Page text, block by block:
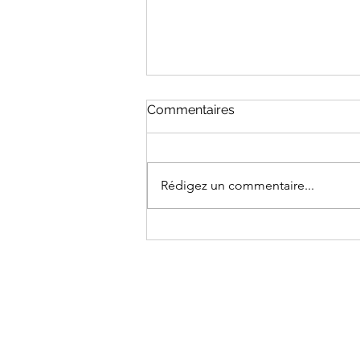
Commentaires
Rédigez un commentaire...